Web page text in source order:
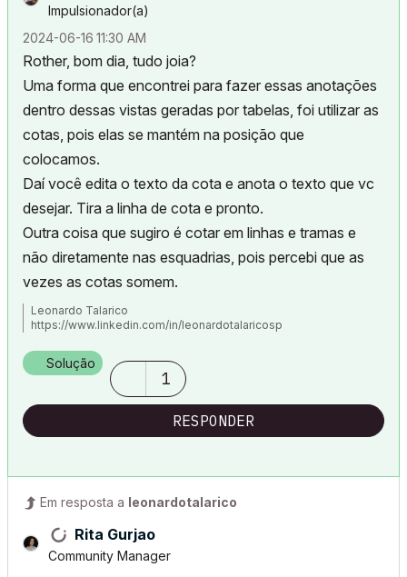
Impulsionador(a)
‎2024-06-16 11:30 AM
Rother, bom dia, tudo joia?
Uma forma que encontrei para fazer essas anotações
dentro dessas vistas geradas por tabelas, foi utilizar as
cotas, pois elas se mantém na posição que
colocamos.
Daí você edita o texto da cota e anota o texto que vc
desejar. Tira a linha de cota e pronto.
Outra coisa que sugiro é cotar em linhas e tramas e
não diretamente nas esquadrias, pois percebi que as
vezes as cotas somem.
Leonardo Talarico
https://www.linkedin.com/in/leonardotalaricosp
Solução
1
RESPONDER
Em resposta a leonardotalarico
Rita Gurjao
Community Manager